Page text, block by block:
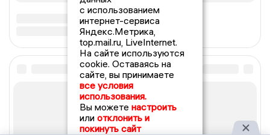
с использованием
интернет-сервиса
Яндекс.Метрика,
top.mail.ru, LiveInternet.
На сайте используются
cookie. Оставаясь на
сайте, вы принимаете
все условия
использования.
Вы можете настроить
или отклонить и
покинуть сайт